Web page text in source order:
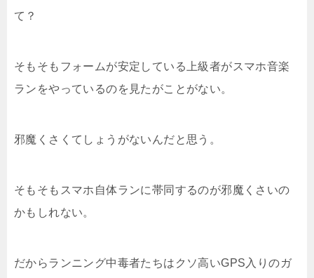
て？
そもそもフォームが安定している上級者がスマホ音楽
ランをやっているのを見たがことがない。
邪魔くさくてしょうがないんだと思う。
そもそもスマホ自体ランに帯同するのが邪魔くさいの
かもしれない。
だからランニング中毒者たちはクソ高いGPS入りのガ